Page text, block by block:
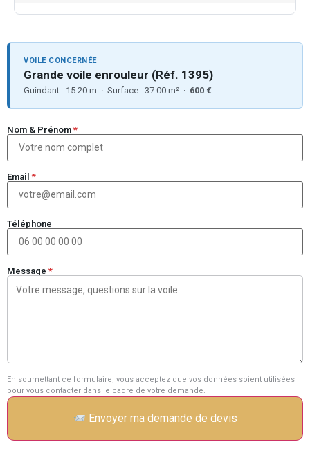
VOILE CONCERNÉE
Grande voile enrouleur (Réf. 1395)
Guindant : 15.20 m · Surface : 37.00 m² · 600 €
Nom & Prénom *
Email *
Téléphone
Message *
En soumettant ce formulaire, vous acceptez que vos données soient utilisées
pour vous contacter dans le cadre de votre demande.
Envoyer ma demande de devis